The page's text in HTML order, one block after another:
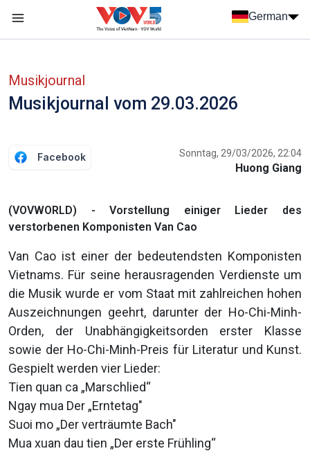
German
Musikjournal
Musikjournal vom 29.03.2026
Facebook Sonntag, 29/03/2026, 22:04
Huong Giang
(VOVWORLD) - Vorstellung einiger Lieder des
verstorbenen Komponisten Van Cao
Van Cao ist einer der bedeutendsten Komponisten
Vietnams. Für seine herausragenden Verdienste um
die Musik wurde er vom Staat mit zahlreichen hohen
Auszeichnungen geehrt, darunter der Ho-Chi-Minh-
Orden, der Unabhängigkeitsorden erster Klasse
sowie der Ho-Chi-Minh-Preis für Literatur und Kunst.
Gespielt werden vier Lieder:
Tien quan ca „Marschlied“
Ngay mua Der „Erntetag"
Suoi mo „Der verträumte Bach"
Mua xuan dau tien „Der erste Frühling“